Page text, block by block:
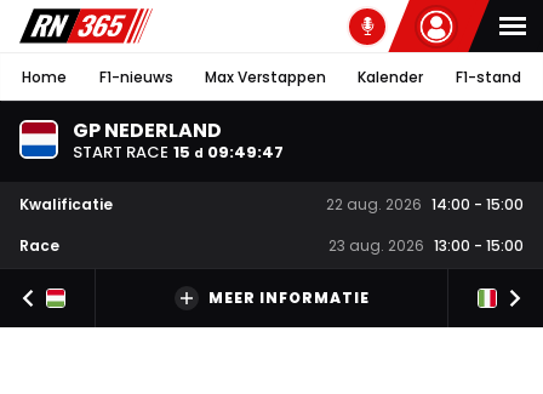
Home F1-nieuws Max Verstappen Kalender F1-stand
GP NEDERLAND
START RACE 15 d 09:49:46
Kwalificatie 22 aug. 2026 14:00 - 15:00
Race
23 aug. 2026 13:00 - 15:00
MEER INFORMATIE